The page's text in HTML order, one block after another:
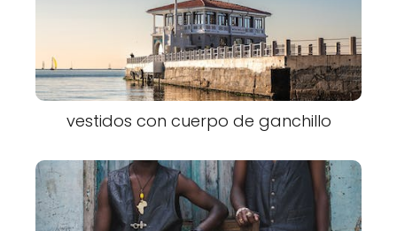
vestidos con cuerpo de ganchillo